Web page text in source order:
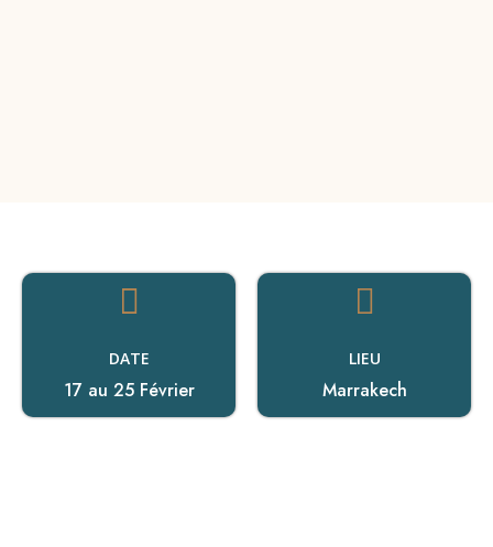
DATE
17 au 25 Février
LIEU
Marrakech